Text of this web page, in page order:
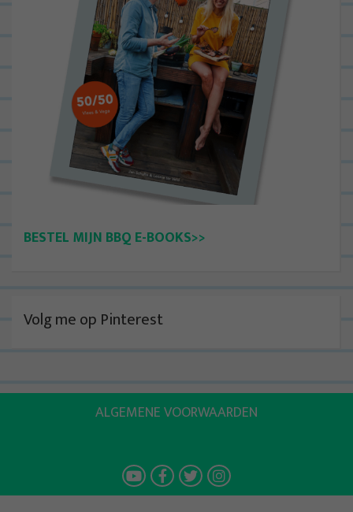
BESTEL MIJN BBQ E-BOOKS>>
Volg me op Pinterest
ALGEMENE VOORWAARDEN